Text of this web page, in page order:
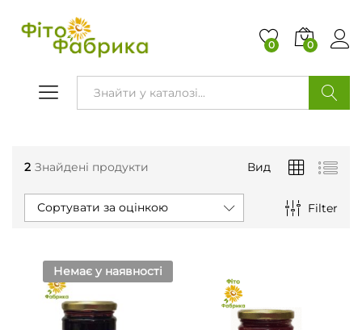
0 0
2 Знайдені продукти Вид
Filter
Сортувати за оцінкою
Немає у наявності